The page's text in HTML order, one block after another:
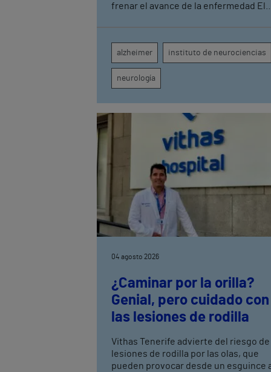
frenar el avance de la enfermedad El
para el exhaustivo seguimiento clínico
de cada paciente
alzheimer instituto de neurociencias
neurología
04 agosto 2026
¿Caminar por la orilla?
Genial, pero cuidado con
las lesiones de rodilla
Vithas Tenerife advierte del riesgo de
lesiones de rodilla por las olas, que
pueden provocar desde un esguince